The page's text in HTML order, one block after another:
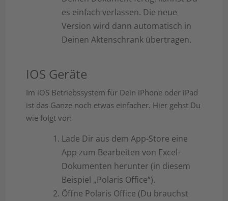
es einfach verlassen. Die neue
Version wird dann automatisch in
Deinen Aktenschrank übertragen.
IOS Geräte
Im iOS Betriebssystem für Dein iPhone oder iPad
ist das Ganze noch etwas einfacher. Hier gehst Du
wie folgt vor:
Lade Dir aus dem App-Store eine
App zum Bearbeiten von Excel-
Dokumenten herunter (in diesem
Beispiel „Polaris Office“).
Öffne Polaris Office (Du brauchst